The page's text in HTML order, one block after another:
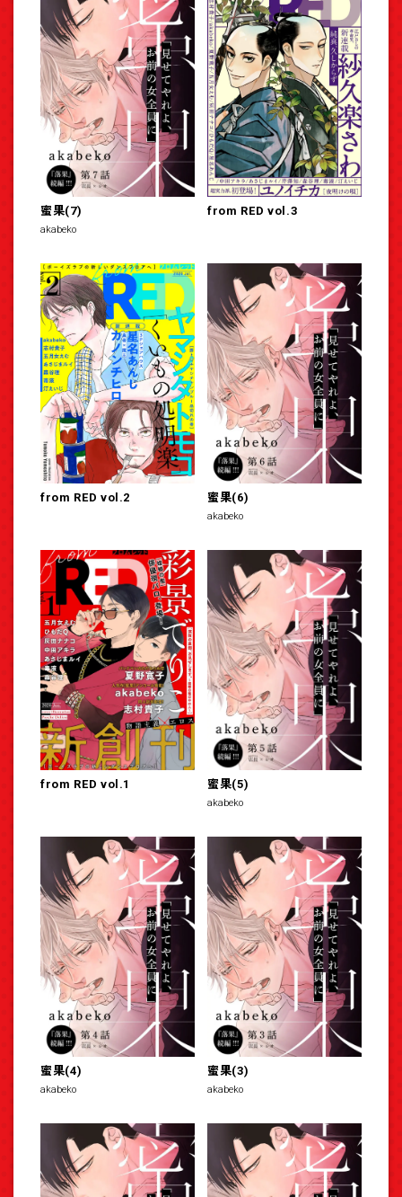
蜜果(7)
akabeko
from RED vol.3
from RED vol.2 蜜果(6)
akabeko
from RED vol.1 蜜果(5)
akabeko
蜜果(4)
akabeko
蜜果(3)
akabeko